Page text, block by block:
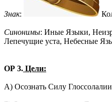
Знак:
Синонимы: Иные Языки,
Лепечущие уста, Небесные
ОР 3. Цели:
А) Осознать Силу